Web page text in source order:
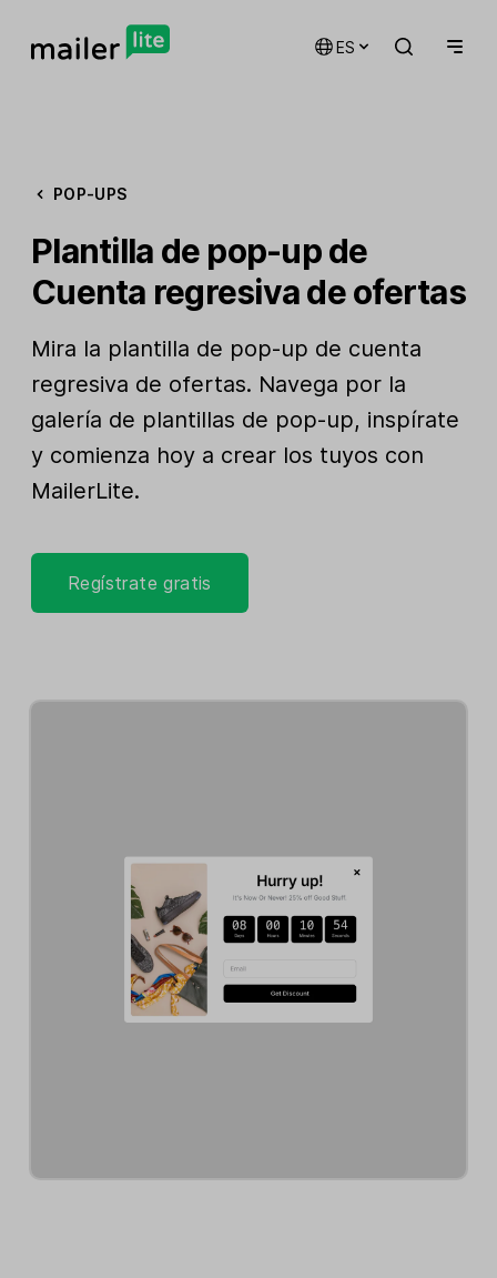
ES
POP-UPS
Plantilla de pop-up de
Cuenta regresiva de ofertas
Mira la plantilla de pop-up de cuenta
regresiva de ofertas. Navega por la
galería de plantillas de pop-up, inspírate
y comienza hoy a crear los tuyos con
MailerLite.
Regístrate gratis